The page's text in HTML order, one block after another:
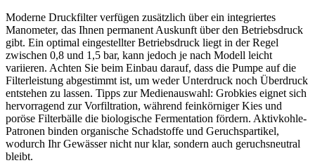
Moderne Druckfilter verfügen zusätzlich über ein integriertes
Manometer, das Ihnen permanent Auskunft über den Betriebsdruck
gibt. Ein optimal eingestellter Betriebsdruck liegt in der Regel
zwischen 0,8 und 1,5 bar, kann jedoch je nach Modell leicht
variieren. Achten Sie beim Einbau darauf, dass die Pumpe auf die
Filterleistung abgestimmt ist, um weder Unterdruck noch Überdruck
entstehen zu lassen. Tipps zur Medienauswahl: Grobkies eignet sich
hervorragend zur Vorfiltration, während feinkörniger Kies und
poröse Filterbälle die biologische Fermentation fördern. Aktivkohle-
Patronen binden organische Schadstoffe und Geruchspartikel,
wodurch Ihr Gewässer nicht nur klar, sondern auch geruchsneutral
bleibt.